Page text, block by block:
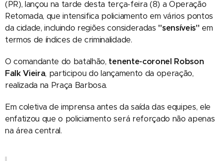
(PR), lançou na tarde desta terça-feira (8) a Operação
Retomada, que intensifica policiamento em vários pontos
da cidade, incluindo regiões consideradas "sensíveis" em
termos de índices de criminalidade.
O comandante do batalhão, tenente-coronel Robson
Falk Vieira, participou do lançamento da operação,
realizada na Praça Barbosa.
Em coletiva de imprensa antes da saída das equipes, ele
enfatizou que o policiamento será reforçado não apenas
na área central.